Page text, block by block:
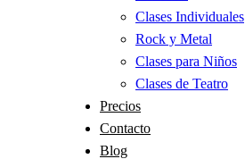
Clases Individuales
Rock y Metal
Clases para Niños
Clases de Teatro
Precios
Contacto
Blog